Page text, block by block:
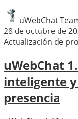
uWebChat
28 de octubre de
Actualización de
uWebChat
inteligente
presencia